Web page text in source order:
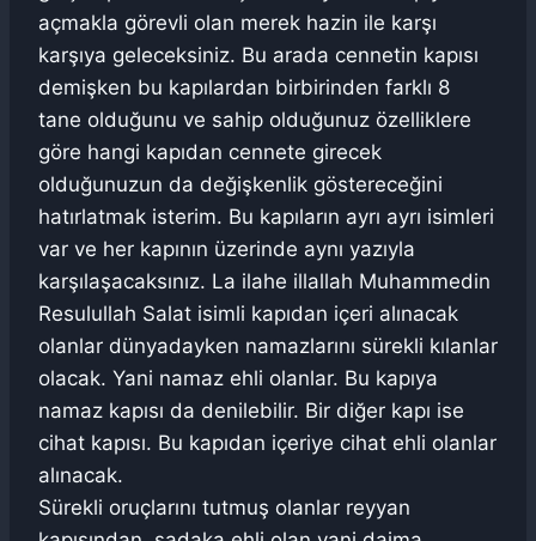
açmakla görevli olan merek hazin ile karşı
karşıya geleceksiniz. Bu arada cennetin kapısı
demişken bu kapılardan birbirinden farklı 8
tane olduğunu ve sahip olduğunuz özelliklere
göre hangi kapıdan cennete girecek
olduğunuzun da değişkenlik göstereceğini
hatırlatmak isterim. Bu kapıların ayrı ayrı isimleri
var ve her kapının üzerinde aynı yazıyla
karşılaşacaksınız. La ilahe illallah Muhammedin
Resulullah Salat isimli kapıdan içeri alınacak
olanlar dünyadayken namazlarını sürekli kılanlar
olacak. Yani namaz ehli olanlar. Bu kapıya
namaz kapısı da denilebilir. Bir diğer kapı ise
cihat kapısı. Bu kapıdan içeriye cihat ehli olanlar
alınacak.
Sürekli oruçlarını tutmuş olanlar reyyan